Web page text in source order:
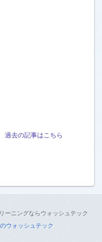
ル
ス
浄
過去の記事はこちら
ーニングならウォッシュテック
ウォッシュテック